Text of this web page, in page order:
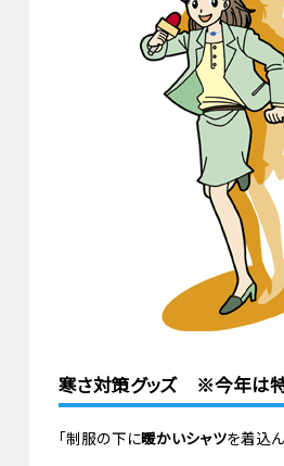
寒さ対策グッズ ※今年は
「制服の下に暖かいシャツを着込ん